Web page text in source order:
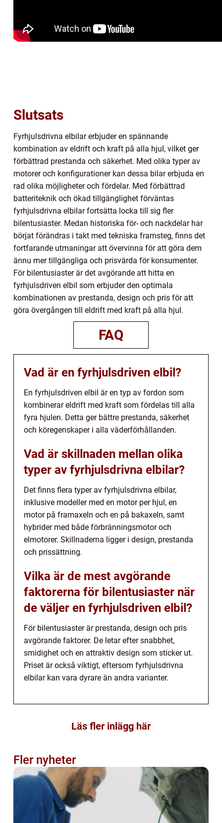
Slutsats
Fyrhjulsdrivna elbilar erbjuder en spännande
kombination av eldrift och kraft på alla hjul, vilket ger
förbättrad prestanda och säkerhet. Med olika typer av
motorer och konfigurationer kan dessa bilar erbjuda en
rad olika möjligheter och fördelar. Med förbättrad
batteriteknik och ökad tillgänglighet förväntas
fyrhjulsdrivna elbilar fortsätta locka till sig fler
bilentusiaster. Medan historiska för- och nackdelar har
börjat förändras i takt med tekniska framsteg, finns det
fortfarande utmaningar att övervinna för att göra dem
ännu mer tillgängliga och prisvärda för konsumenter.
För bilentusiaster är det avgörande att hitta en
fyrhjulsdriven elbil som erbjuder den optimala
kombinationen av prestanda, design och pris för att
göra övergången till eldrift med kraft på alla hjul.
FAQ
Vad är en fyrhjulsdriven elbil?
En fyrhjulsdriven elbil är en typ av fordon som
kombinerar eldrift med kraft som fördelas till alla
fyra hjulen. Detta ger bättre prestanda, säkerhet
och köregenskaper i alla väderförhållanden.
Vad är skillnaden mellan olika
typer av fyrhjulsdrivna elbilar?
Det finns flera typer av fyrhjulsdrivna elbilar,
inklusive modeller med en motor per hjul, en
motor på framaxeln och en på bakaxeln, samt
hybrider med både förbränningsmotor och
elmotorer. Skillnaderna ligger i design, prestanda
och prissättning.
Vilka är de mest avgörande
faktorerna för bilentusiaster när
de väljer en fyrhjulsdriven elbil?
För bilentusiaster är prestanda, design och pris
avgörande faktorer. De letar efter snabbhet,
smidighet och en attraktiv design som sticker ut.
Priset är också viktigt, eftersom fyrhjulsdrivna
elbilar kan vara dyrare än andra varianter.
Läs fler inlägg här
Fler nyheter